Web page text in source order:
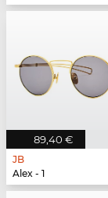
89,40 €
JB
Alex - 1